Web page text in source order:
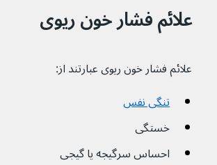
علائم فشار خون ریوی
علائم فشار خون ریوی عبارتند از:
تنگی نفس
خستگی
احساس سرگیجه یا گیجی